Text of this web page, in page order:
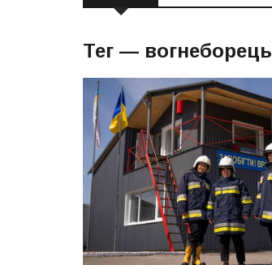
Тег — вогнеборець